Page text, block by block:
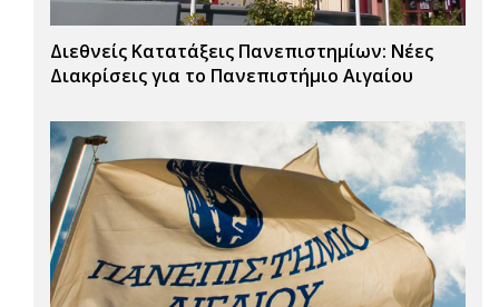
Διεθνείς Κατατάξεις Πανεπιστημίων: Νέες
Διακρίσεις για το Πανεπιστήμιο Αιγαίου